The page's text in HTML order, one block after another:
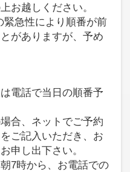
お越しください。
急性により順番が前
がありますが、予め
電話で当日の順番予
合、ネットでご予約
ご記入いただき、お
申し出下さい。
7時から、お電話での